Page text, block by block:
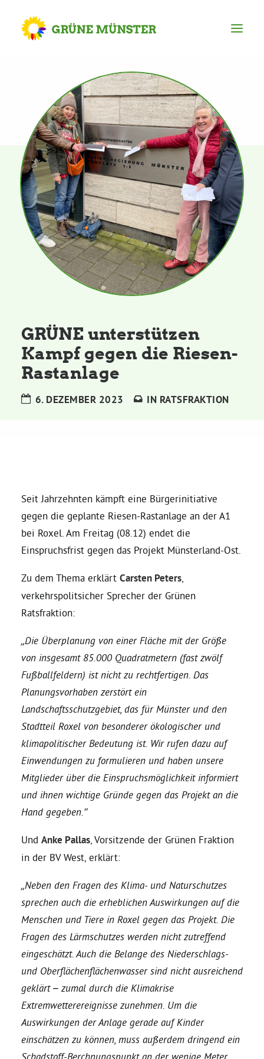
Partei
Kreisvorstand
Kreisgeschäftsstelle
Mitgliederversammlung
Ortsverbände
Kommissionen
Grünes Zentrum
Personen
Sylvia Rietenberg, MdB
Robin Korte, MdL
Daniel Freund, MdEP
Delegierte
Grüne im Rathaus
Ratsfraktion
Ratsmitglieder 2025 – 2030
Ratsanträge
Fraktionsgeschäftsstelle
Aktiv werden
Termine
Arbeitsgruppen
Mitglied werden
Kommunalpolitik
GRÜNE unterstützen
Kampf gegen die Riesen-
Rastanlage
6. DEZEMBER 2023 IN RATSFRAKTION
Seit Jahrzehnten kämpft eine Bürgerinitiative
gegen die geplante Riesen-Rastanlage an der A1
bei Roxel. Am Freitag (08.12) endet die
Einspruchsfrist gegen das Projekt Münsterland-Ost.
Zu dem Thema erklärt Carsten Peters
verkehrspolitsicher Sprecher der Grünen
Ratsfraktion:
„Die Überplanung von einer Fläche mit der Größe
von insgesamt 85.000 Quadratmetern (fast zwölf
Fußballfeldern) ist nicht zu rechtfertigen. Das
Planungsvorhaben zerstört ein
Landschaftsschutzgebiet, das für Münster und den
Stadtteil Roxel von besonderer ökologischer und
klimapolitischer Bedeutung ist. Wir rufen dazu auf
Einwendungen zu formulieren und haben unsere
Mitglieder über die Einspruchsmöglichkeit informiert
und ihnen wichtige Gründe gegen das Projekt an die
Hand gegeben.“
Und Anke Pallas , Vorsitzende der Grünen Fraktion
in der BV West, erklärt:
„Neben den Fragen des Klima- und Naturschutzes
sprechen auch die erheblichen Auswirkungen auf die
Menschen und Tiere in Roxel gegen das Projekt. Die
Fragen des Lärmschutzes werden nicht zutreffend
eingeschätzt. Auch die Belange des Niederschlags-
und Oberflächenflächenwasser sind nicht ausreichend
geklärt – zumal durch die Klimakrise
Extremwetterereignisse zunehmen. Um die
Auswirkungen der Anlage gerade auf Kinder
einschätzen zu können, muss außerdem dringend ein
Schadstoff-Berchnungspunkt an der wenige Meter